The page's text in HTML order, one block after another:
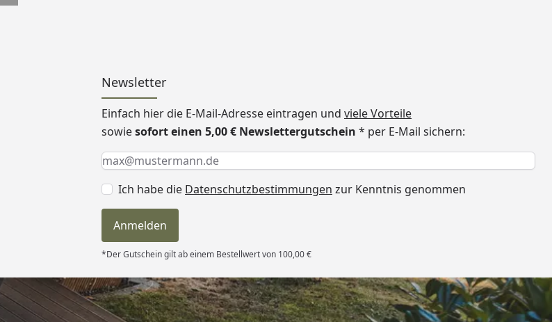
Newsletter
Einfach hier die E-Mail-Adresse eintragen und viele Vorteile
sowiesofort einen 5,00 € Newslettergutschein * per E-Mail sichern:
Keine Eingabe erforderlich
Eingabe erforderlich
E-Mail *
Ich habe die Datenschutzbestimmungen zur Kenntnis genommen
Anmelden
*Der Gutschein gilt ab einem Bestellwert von 100,00 €